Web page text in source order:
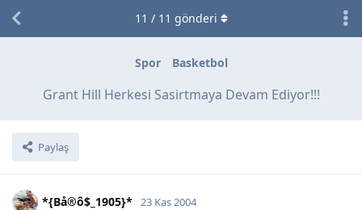
Spor Basketbol
Grant Hill Herkesi Sasirtmaya Devam Ediyor!!!
Paylaş
11 / 11 gönderi
*{Bå®ô$_1905}* 23 Kas 2004